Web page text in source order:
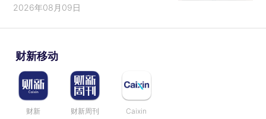
2026年08月09日
财新移动
财新 财新周刊 Caixin